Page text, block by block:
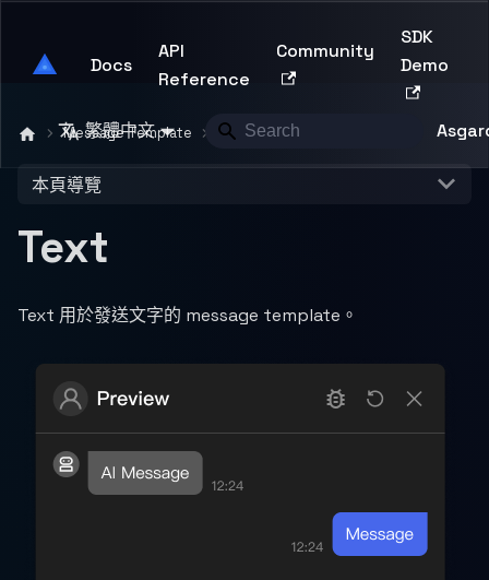
Asgard Developer
Docs
API
Reference
Community
SDK
Demo
繁體中文
Message Template Text
本頁導覽
Text
Text 用於發送文字的 message template。